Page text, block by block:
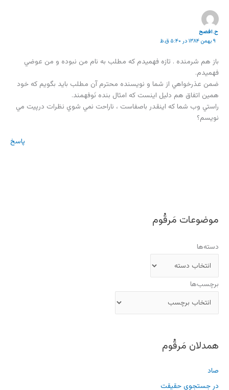
ح.افصح
۹ بهمن ۱۳۸۴ در ۵:۴۰ ق.ظ
باز هم شرمنده . تازه فهميدم كه مطلب به نام من نبوده و من عوضي
فهميدم.
ضمن عذرخواهي از شما و نويسنده محترم آن مطلب بايد بگويم كه خود
همين اتفاق هم دليل اينست كه امثال بنده نَوفهمند.
راستي وب شما كه اينقدر باصفاست ، ناراحت نمي شوي نظرات درپيت مي
نويسم؟
پاسخ
موضوعات مَرقُوم
دسته‌ها
برچسب‌ها
همدلان مَرقُوم
صاد
در جستجوی حقیقت